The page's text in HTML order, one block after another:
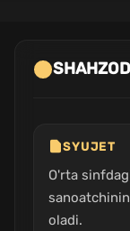
SYUJET
O'rta
oladi.